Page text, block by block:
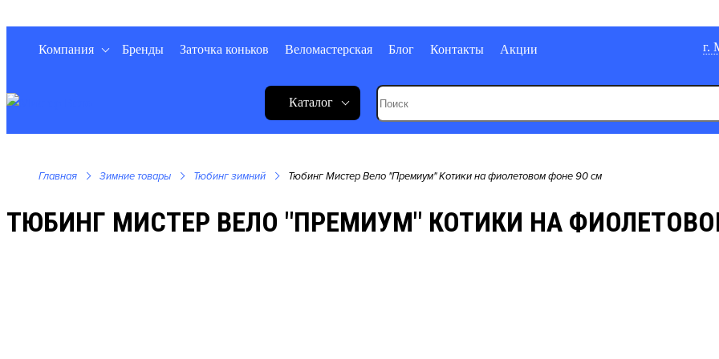
Компания Бренды Заточка коньков Веломастерская Блог Контакты Акции г.
Каталог
Главная Зимние товары Тюбинг зимний Тюбинг Мистер Вело "Премиум" Котики на фиолетовом фоне 90 см
ТЮБИНГ МИСТЕР ВЕЛО "ПРЕМИУМ" КОТИКИ НА